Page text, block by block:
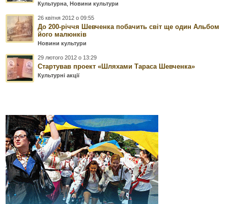
Культурна Новини культури
26 квітня 2012 о 09:55
До 200-річчя Шевченка побачить світ ще один Альбом
його малюнків
Новини культури
29 лютого 2012 о 13:29
Стартував проект «Шляхами Тараса Шевченка»
Культурні акції